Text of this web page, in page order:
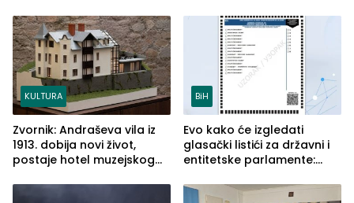
služba građanima
KULTURA
Zvornik: Andraševa vila iz
1913. dobija novi život,
postaje hotel muzejskog
BiH
Evo kako će izgledati
glasački listići za državni i
entitetske parlamente:
vidljive na njima